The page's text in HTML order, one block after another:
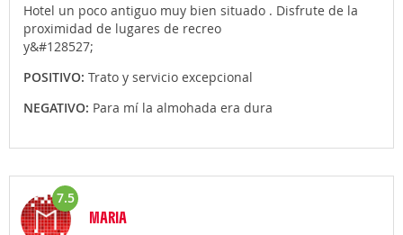
Hotel un poco antiguo muy bien situado . Disfrute de la
proximidad de lugares de recreo
y&#128527;
POSITIVO: Trato y servicio excepcional
NEGATIVO: Para mí la almohada era dura
7.5
MARIA